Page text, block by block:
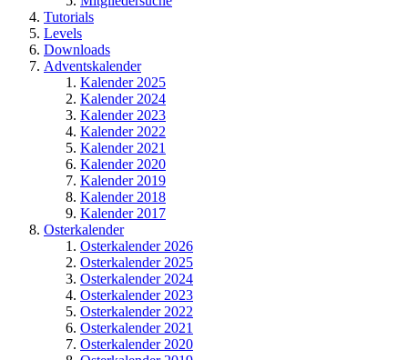
Tutorials
Levels
Downloads
Adventskalender
Kalender 2025
Kalender 2024
Kalender 2023
Kalender 2022
Kalender 2021
Kalender 2020
Kalender 2019
Kalender 2018
Kalender 2017
Osterkalender
Osterkalender 2026
Osterkalender 2025
Osterkalender 2024
Osterkalender 2023
Osterkalender 2022
Osterkalender 2021
Osterkalender 2020